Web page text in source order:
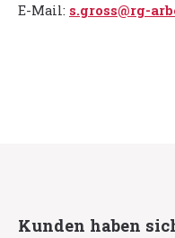
E-Mail: s.gross@rg-
Produktgalerie
Kunden haben